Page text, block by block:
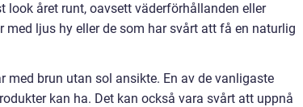
look året runt, oavsett väderförhållanden eller
ljus hy eller de som har svårt att få en naturlig
brun utan sol ansikte. En av de vanligaste
kan ha. Det kan också vara svårt att uppnå